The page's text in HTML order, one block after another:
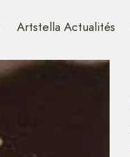
Artstella Actualités